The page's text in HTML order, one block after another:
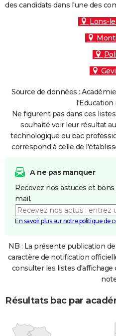
des candidats dans l'une des
Lons-
Source de données :
l'Education
Ne figurent pas dans ces
souhaité voir leur résultat
technologique ou bac
correspond à celle de
A ne pas manquer
Recevez nos astuces et
mail.
En savoir plus sur notre politique de
NB : La présente publication
caractère de notification
consulter les listes d'affichage
Résultats bac par